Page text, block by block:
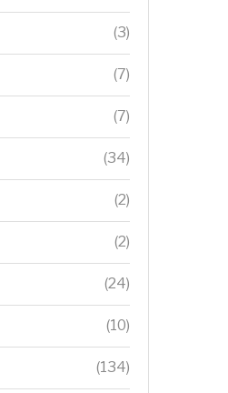
(3)
(7)
(7)
(34)
(2)
(2)
(24)
(10)
(134)